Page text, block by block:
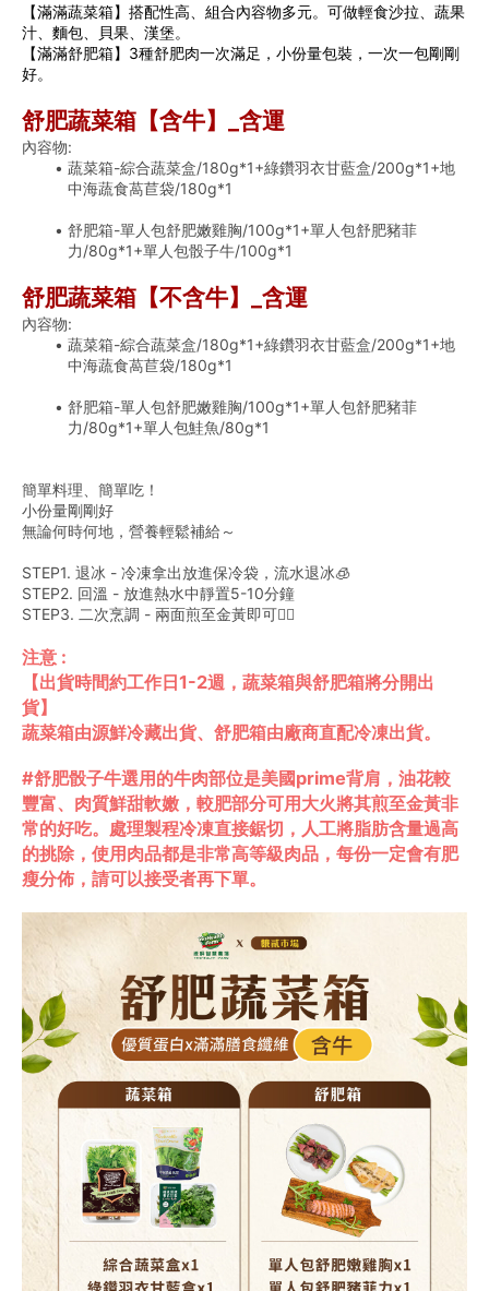
【滿滿蔬菜箱】搭配性高、組合內容物多元。可做輕食沙拉、蔬果
汁、麵包、貝果、漢堡。
【滿滿舒肥箱】3種舒肥肉一次滿足，小份量包裝，一次一包剛剛
好。
舒肥蔬菜箱【含牛】_含運
內容物:
蔬菜箱-綜合蔬菜盒/180g*1+綠鑽羽衣甘藍盒/200g*1+地
中海蔬食萵苣袋/180g*1
舒肥箱-單人包舒肥嫩雞胸/100g*1+單人包舒肥豬菲
力/80g*1+單人包骰子牛/100g*1
舒肥蔬菜箱【不含牛】_含運
內容物:
蔬菜箱-綜合蔬菜盒/180g*1+綠鑽羽衣甘藍盒/200g*1+地
中海蔬食萵苣袋/180g*1
舒肥箱-單人包舒肥嫩雞胸/100g*1+單人包舒肥豬菲
力/80g*1+單人包鮭魚/80g*1
簡單料理、簡單吃！
小份量剛剛好
無論何時何地，營養輕鬆補給～
STEP1. 退冰 - 冷凍拿出放進保冷袋，流水退冰🧊
STEP2. 回溫 - 放進熱水中靜置5-10分鐘
STEP3. 二次烹調 - 兩面煎至金黃即可👌🏻
注意 :
【出貨時間約工作日1-2週，蔬菜箱與舒肥箱將分開出
貨】
蔬菜箱由源鮮冷藏出貨、舒肥箱由廠商直配冷凍出貨。
#舒肥骰子牛選用的牛肉部位是美國prime背肩，油花較
豐富、肉質鮮甜軟嫩，較肥部分可用大火將其煎至金黃非
常的好吃。處理製程冷凍直接鋸切，人工將脂肪含量過高
的挑除，使用肉品都是非常高等級肉品，每份一定會有肥
瘦分佈，請可以接受者再下單。